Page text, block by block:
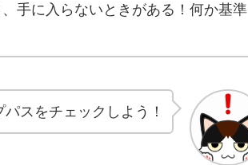
手に入らないときがある！何か基準
パスをチェックしよう！